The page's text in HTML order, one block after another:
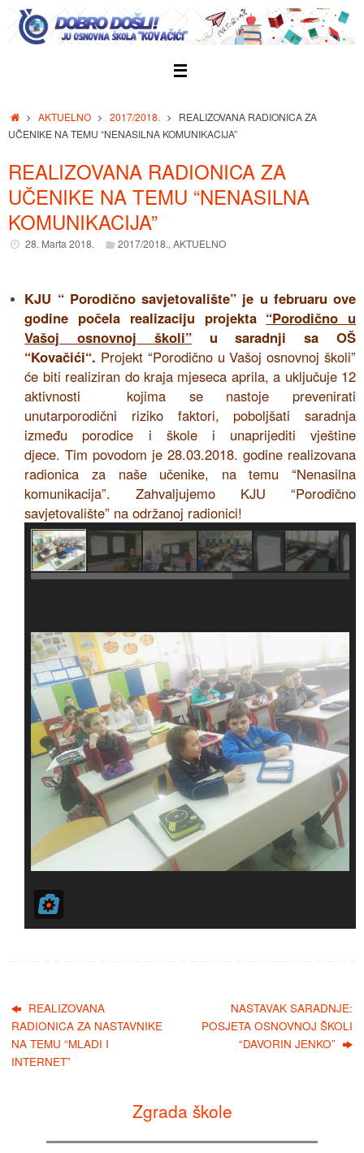
Skip
content
HomeAKTUELNO 2017/2018.
REALIZOVANA RADIONICA ZA
UČENIKE NA TEMU “NENASILNA KOMUNIKACIJA”
REALIZOVANA RADIONICA ZA
UČENIKE NA TEMU “NENASILNA
KOMUNIKACIJA”
28. Marta 2018. 2017/2018.,AKTUELNO
KJU “ Porodično savjetovalište” je u februaru ove
godine počela realizaciju projekta “Porodično u
Vašoj osnovnoj školi”u saradnji sa OŠ
“Kovačići“. Projekt “Porodično u Vašoj osnovnoj školi”
će biti realiziran do kraja mjeseca aprila, a uključuje 12
aktivnosti kojima se nastoje prevenirati
unutarporodični riziko faktori, poboljšati saradnja
između porodice i škole i unaprijediti vještine
djece. Tim povodom je 28.03.2018. godine realizovana
radionica za naše učenike, na temu “Nenasilna
komunikacija”. Zahvaljujemo KJU “Porodično
savjetovalište” na održanoj radionici!
REALIZOVANA
RADIONICA ZA NASTAVNIKE
NA TEMU “MLADI I
INTERNET”
NASTAVAK SARADNJE:
POSJETA OSNOVNOJ ŠKOLI
“DAVORIN JENKO”
Zgrada škole